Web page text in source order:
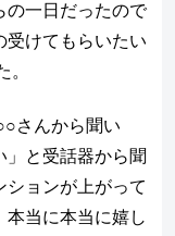
の一日だったので
受けてもらいたい
。
さんから聞い
」と受話器から聞
ションが上がって
本当に本当に嬉し